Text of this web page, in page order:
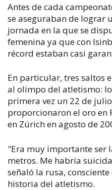
Antes de cada
se aseguraban de lograr
jornada en la que se
femenina ya que con
récord estaban casi
En particular, tres saltos
al olimpo del atletismo:
primera vez un 22 de
proporcionaron el oro en
en Zúrich en agosto de
"Era muy importante ser
metros. Me habría
señaló la rusa,
historia del atletismo.